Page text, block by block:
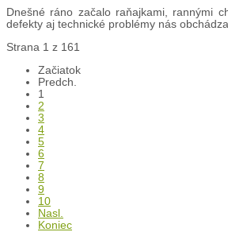
Dnešné ráno začalo raňajkami, rannými
defekty aj technické problémy nás
Strana 1 z 161
Začiatok
Predch.
1
2
3
4
5
6
7
8
9
10
Nasl.
Koniec